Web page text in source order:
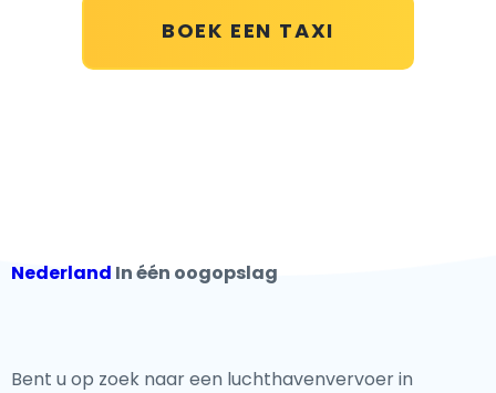
BOEK EEN TAXI
Nederland In één oogopslag
Bent u op zoek naar een luchthavenvervoer in